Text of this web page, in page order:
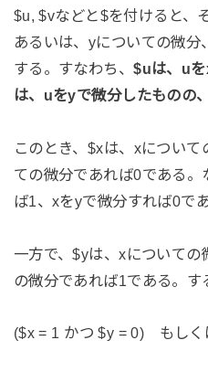
$u, $vなどと$を付けると、
あるいは、yについての微分
する。すなわち、$uは、u
は、uをyで微分したものの
このとき、$xは、xについ
ての微分であれば0である
ば1、xをyで微分すれば0で
一方で、$yは、xについて
の微分であれば1である。す
($x = 1 かつ $y = 0) もし